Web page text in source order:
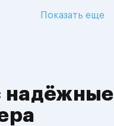
Показать еще
надёжные